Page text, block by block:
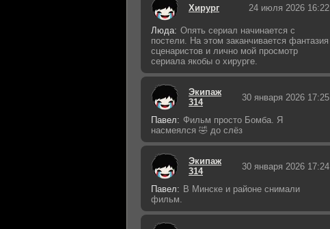
Хирург 24 июля 2026 16:22
Люда: Опять сериал начинается с
постели. На этом заканчивается фантазия
сценаристов и лично мой просмотр
сериала якобы о хирурге.
Экипаж
314
30 января 2026 17:25
Павел: Фильм просто Бомба. Я
насмеялся 🤣 до слёз
Экипаж
314
30 января 2026 17:24
Павел: В Минске и районе снимали
фильм.